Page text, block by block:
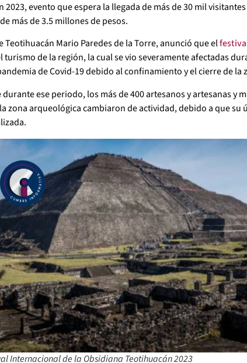
2023, evento que espera la llegada de más de 30 mil
más de 3.5 millones de pesos.
Teotihuacán Mario Paredes de la Torre, anunció que el
turismo de la región, la cual se vio severamente afectadas
de Covid-19 debido al confinamiento y el cierre de la
durante ese periodo, los más de 400 artesanos y artesanas y
zona arqueológica cambiaron de actividad, debido a que su
Internacional de la Obsidiana Teotihuacán 2023